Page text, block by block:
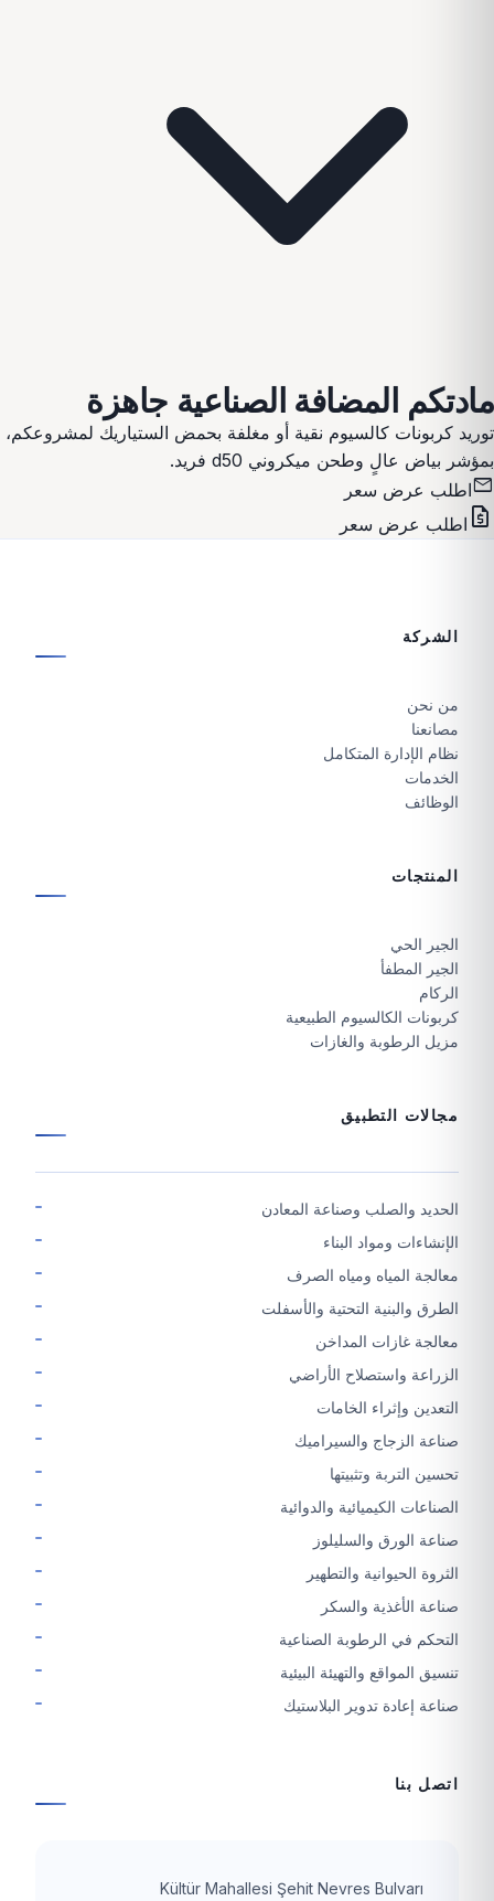
مادتكم المضافة الصناعية جاهزة
توريد كربونات كالسيوم نقية أو مغلفة بحمض الستياريك لمشروعكم،
بمؤشر بياض عالٍ وطحن ميكروني d50 فريد.
mailاطلب عرض سعر
request_quote اطلب عرض سعر
الشركة
من نحن
مصانعنا
نظام الإدارة المتكامل
الخدمات
الوظائف
المنتجات
الجير الحي
الجير المطفأ
الركام
كربونات الكالسيوم الطبيعية
مزيل الرطوبة والغازات
مجالات التطبيق
الحديد والصلب وصناعة المعادن
الإنشاءات ومواد البناء
معالجة المياه ومياه الصرف
الطرق والبنية التحتية والأسفلت
معالجة غازات المداخن
الزراعة واستصلاح الأراضي
التعدين وإثراء الخامات
صناعة الزجاج والسيراميك
تحسين التربة وتثبيتها
الصناعات الكيميائية والدوائية
صناعة الورق والسليلوز
الثروة الحيوانية والتطهير
صناعة الأغذية والسكر
التحكم في الرطوبة الصناعية
تنسيق المواقع والتهيئة البيئية
صناعة إعادة تدوير البلاستيك
اتصل بنا
Kültür Mahallesi Şehit Nevres Bulvarı